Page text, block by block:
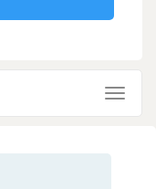
Toggle